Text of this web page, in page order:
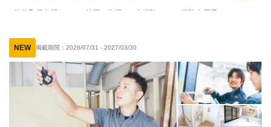
転勤なし 夏季休暇 年末年始休暇
NEW 掲載期間： 2026/07/31 - 2027/03/30